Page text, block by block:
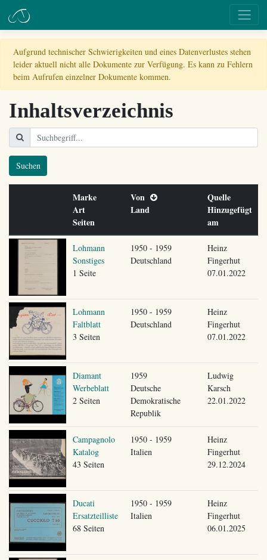
Aufgrund technischer Schwierigkeiten und eines Datenverlustes stehen
leider aktuell nicht alle Dokumente zur Verfügung. Es kann zu Fehlern
beim Aufrufen einzelner Dokumente kommen.
Inhaltsverzeichnis
Suchen
Marke
Art
Seiten
Von
Land
Quelle
Hinzugefügt
am
Lohmann
Sonstiges
1 Seite
1950 - 1959
Deutschland
Heinz
Fingerhut
07.01.2022
Lohmann
Faltblatt
3 Seiten
1950 - 1959
Deutschland
Heinz
Fingerhut
07.01.2022
Diamant
Werbeblatt
2 Seiten
1959
Deutsche
Demokratische
Republik
Ludwig
Karsch
22.01.2022
Campagnolo
Katalog
43 Seiten
1950 - 1959
Italien
Heinz
Fingerhut
29.12.2024
Ducati
Ersatzteilliste
68 Seiten
1950 - 1959
Italien
Heinz
Fingerhut
06.01.2025